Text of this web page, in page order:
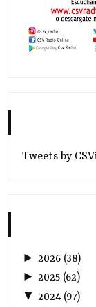
Tweets by
► 2026 (38)
►2025 (62)
▼ 2024 (97)